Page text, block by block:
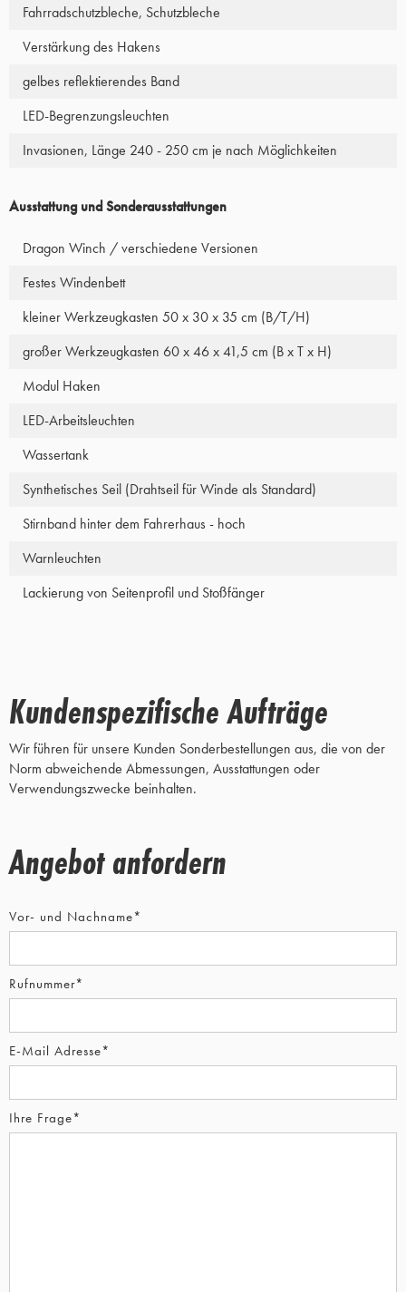
Fahrradschutzbleche, Schutzbleche
Verstärkung des Hakens
gelbes reflektierendes Band
LED-Begrenzungsleuchten
Invasionen, Länge 240 - 250 cm je nach Möglichkeiten
Ausstattung und Sonderausstattungen
Dragon Winch / verschiedene Versionen
Festes Windenbett
kleiner Werkzeugkasten 50 x 30 x 35 cm (B/T/H)
großer Werkzeugkasten 60 x 46 x 41,5 cm (B x T x H)
Modul Haken
LED-Arbeitsleuchten
Wassertank
Synthetisches Seil (Drahtseil für Winde als Standard)
Stirnband hinter dem Fahrerhaus - hoch
Warnleuchten
Lackierung von Seitenprofil und Stoßfänger
Kundenspezifische Aufträge
Wir führen für unsere Kunden Sonderbestellungen aus, die von der
Norm abweichende Abmessungen, Ausstattungen oder
Verwendungszwecke beinhalten.
Angebot anfordern
Vor- und Nachname*
Rufnummer*
E-Mail Adresse*
Ihre Frage*